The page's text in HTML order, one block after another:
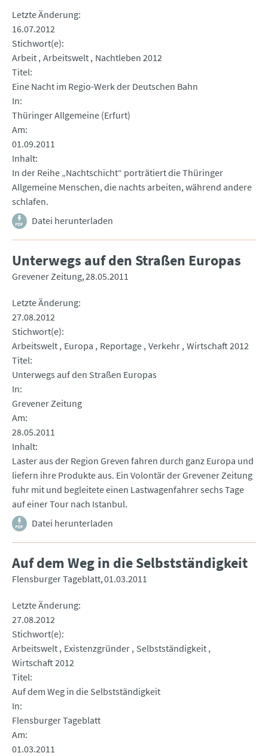
Letzte Änderung
16.07.2012
Stichwort(e)
Arbeit Arbeitswelt Nachtleben 2012
Titel
Eine Nacht im Regio-Werk der Deutschen Bahn
In
Thüringer Allgemeine (Erfurt)
Am
01.09.2011
Inhalt
In der Reihe „Nachtschicht“ porträtiert die Thüringer
Allgemeine Menschen, die nachts arbeiten, während andere
schlafen.
Datei herunterladen
Unterwegs auf den Straßen Europas
Grevener Zeitung 28.05.2011
Letzte Änderung
27.08.2012
Stichwort(e)
Arbeitswelt Europa Reportage Verkehr Wirtschaft 2012
Titel
Unterwegs auf den Straßen Europas
In
Grevener Zeitung
Am
28.05.2011
Inhalt
Laster aus der Region Greven fahren durch ganz Europa und
liefern ihre Produkte aus. Ein Volontär der Grevener Zeitung
fuhr mit und begleitete einen Lastwagenfahrer sechs Tage
auf einer Tour nach Istanbul.
Datei herunterladen
Auf dem Weg in die Selbstständigkeit
Flensburger Tageblatt 01.03.2011
Letzte Änderung
27.08.2012
Stichwort(e)
Arbeitswelt Existenzgründer Selbstständigkeit
Wirtschaft 2012
Titel
Auf dem Weg in die Selbstständigkeit
In
Flensburger Tageblatt
Am
01.03.2011